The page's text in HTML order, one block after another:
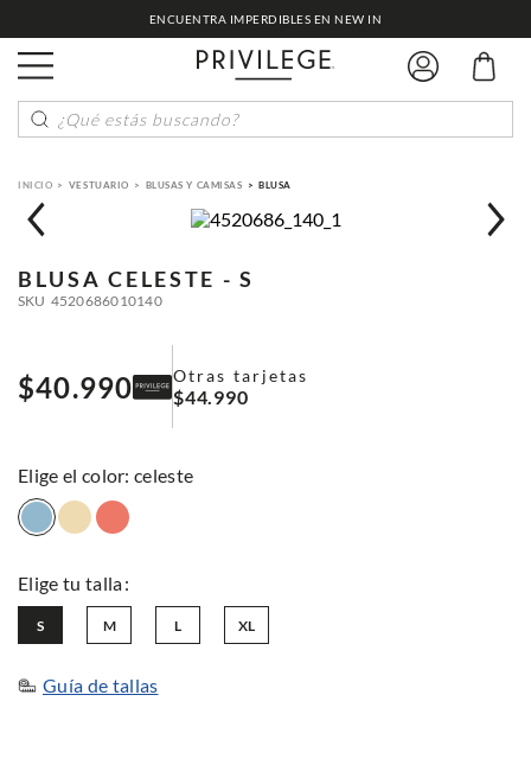
ENCUENTRA IMPERDIBLES EN NEW IN
¿Qué estás buscando?
VESTUARIO BLUSAS Y CAMISAS BLUSA
BLUSA CELESTE - S
SKU 4520686010140
$40.990 Otras tarjetas
$44.990
: celeste
L
M
S XL
Guía de tallas